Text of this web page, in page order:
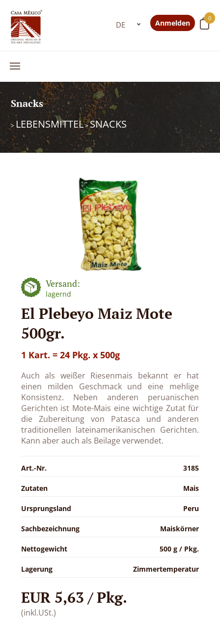
0
Anmelden
Snacks
> LEBENSMITTEL>SNACKS
Versand:
lagernd
El Plebeyo Maiz Mote
500gr.
1 Kart. = 24 Pkg. x 500g
Auch als weißer Riesenmais bekannt er hat
einen milden Geschmack und eine mehlige
Konsistenz. Neben anderen peruanischen
Gerichten ist Mote-Mais eine wichtige Zutat für
die Zubereitung von Patasca und anderen
traditionellen lateinamerikanischen Gerichten.
Kann aber auch als Beilage verwendet.
Art.-Nr. 3185
Zutaten Mais
Ursprungsland Peru
Sachbezeichnung Maiskörner
Nettogewicht 500 g / Pkg.
Lagerung Zimmertemperatur
EUR 5,63 / Pkg.
(inkl.USt.)